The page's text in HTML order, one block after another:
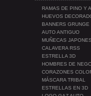
RAMAS DE PINO Y
HUEVOS
BANNERS GRUNGE
AUTO ANTIGUO
MUÑECAS
CALAVERA RSS
ESTRELLA 3D
HOMBRES DE
CORAZONES
MÁSCARA TRIBAL
ESTRELLAS EN 3D